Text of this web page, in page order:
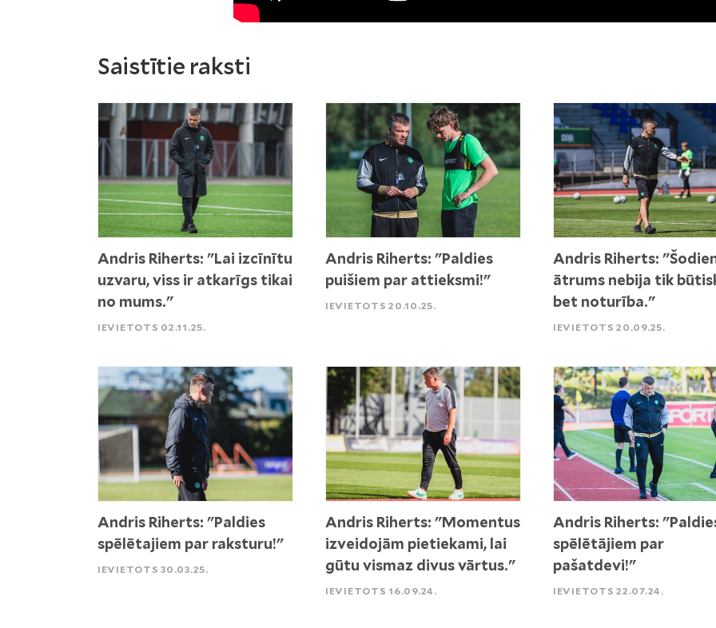
Saistītie raksti
Andris Riherts: "Lai izcīnītu
uzvaru, viss ir atkarīgs tikai
no mums."
IEVIETOTS 02.11.25.
Andris Riherts: "Paldies
puišiem par attieksmi!"
IEVIETOTS 20.10.25.
Andris Riherts:
ātrums nebija tik
bet noturība."
IEVIETOTS 20.09.25.
Andris Riherts: "Paldies
spēlētajiem par raksturu!"
IEVIETOTS 30.03.25.
Andris Riherts: "Momentus
izveidojām pietiekami, lai
gūtu vismaz divus vārtus."
IEVIETOTS 16.09.24.
Andris Riherts:
spēlētājiem par
pašatdevi!"
IEVIETOTS 22.07.24.